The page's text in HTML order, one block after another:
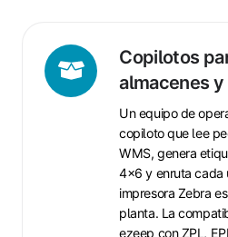
Copilotos
almacenes
Un equipo de
copiloto que lee
WMS, genera
4x6 y enruta cada
impresora Zebra
planta. La
ezeep con ZPL,
Copilotos
para
almacenes